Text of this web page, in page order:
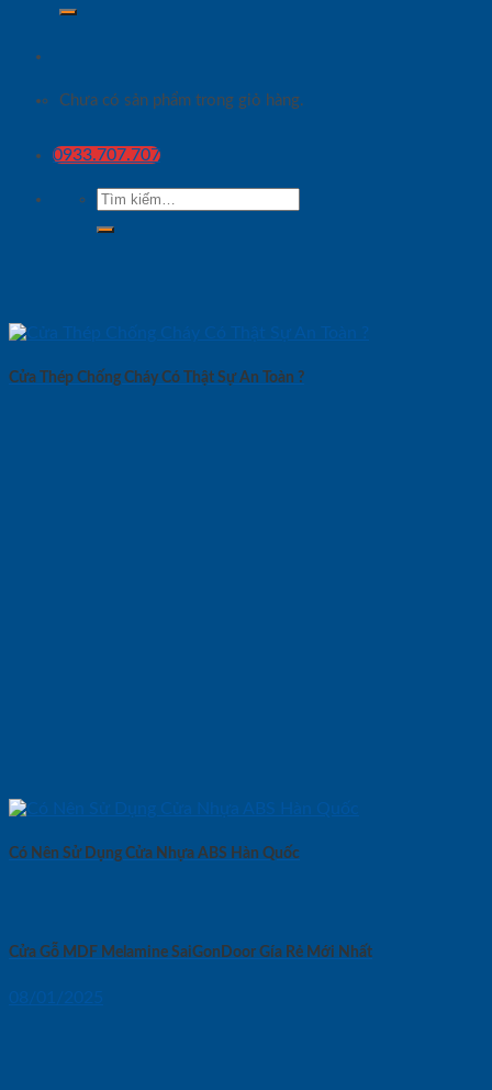
Chưa có sản phẩm trong giỏ hàng.
0933.707.707
Tìm
kiếm:
Cửa Thép Chống Cháy Có Thật Sự An Toàn ?
Có Nên Sử Dụng Cửa Nhựa ABS Hàn Quốc
Cửa Gỗ MDF Melamine SaiGonDoor Gía Rẻ Mới Nhất
08/01/2025